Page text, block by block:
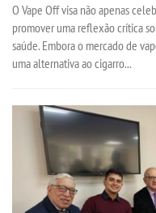
O Vape Off visa não apenas
promover uma reflexão crítica
saúde. Embora o mercado de
uma alternativa ao cigarro...